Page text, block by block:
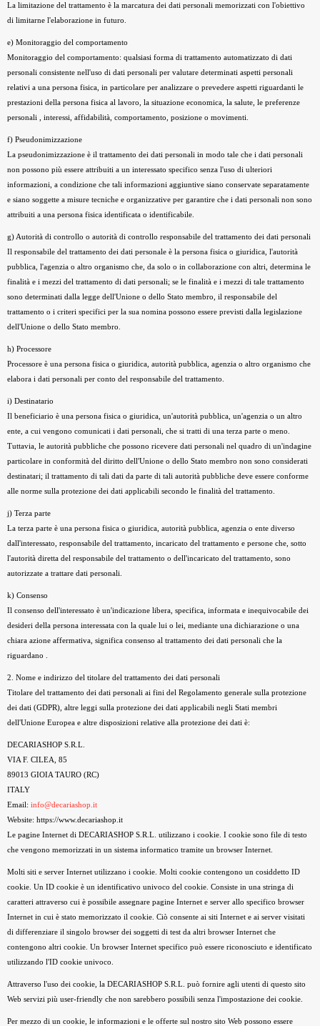
La limitazione del trattamento è la marcatura dei dati personali memorizzati con l'obiettivo
di limitarne l'elaborazione in futuro.
e) Monitoraggio del comportamento
Monitoraggio del comportamento: qualsiasi forma di trattamento automatizzato di dati
personali consistente nell'uso di dati personali per valutare determinati aspetti personali
relativi a una persona fisica, in particolare per analizzare o prevedere aspetti riguardanti le
prestazioni della persona fisica al lavoro, la situazione economica, la salute, le preferenze
personali , interessi, affidabilità, comportamento, posizione o movimenti.
f) Pseudonimizzazione
La pseudonimizzazione è il trattamento dei dati personali in modo tale che i dati personali
non possono più essere attribuiti a un interessato specifico senza l'uso di ulteriori
informazioni, a condizione che tali informazioni aggiuntive siano conservate separatamente
e siano soggette a misure tecniche e organizzative per garantire che i dati personali non sono
attribuiti a una persona fisica identificata o identificabile.
g) Autorità di controllo o autorità di controllo responsabile del trattamento dei dati personali
Il responsabile del trattamento dei dati personale è la persona fisica o giuridica, l'autorità
pubblica, l'agenzia o altro organismo che, da solo o in collaborazione con altri, determina le
finalità e i mezzi del trattamento di dati personali; se le finalità e i mezzi di tale trattamento
sono determinati dalla legge dell'Unione o dello Stato membro, il responsabile del
trattamento o i criteri specifici per la sua nomina possono essere previsti dalla legislazione
dell'Unione o dello Stato membro.
h) Processore
Processore è una persona fisica o giuridica, autorità pubblica, agenzia o altro organismo che
elabora i dati personali per conto del responsabile del trattamento.
i) Destinatario
Il beneficiario è una persona fisica o giuridica, un'autorità pubblica, un'agenzia o un altro
ente, a cui vengono comunicati i dati personali, che si tratti di una terza parte o meno.
Tuttavia, le autorità pubbliche che possono ricevere dati personali nel quadro di un'indagine
particolare in conformità del diritto dell'Unione o dello Stato membro non sono considerati
destinatari; il trattamento di tali dati da parte di tali autorità pubbliche deve essere conforme
alle norme sulla protezione dei dati applicabili secondo le finalità del trattamento.
j) Terza parte
La terza parte è una persona fisica o giuridica, autorità pubblica, agenzia o ente diverso
dall'interessato, responsabile del trattamento, incaricato del trattamento e persone che, sotto
l'autorità diretta del responsabile del trattamento o dell'incaricato del trattamento, sono
autorizzate a trattare dati personali.
k) Consenso
Il consenso dell'interessato è un'indicazione libera, specifica, informata e inequivocabile dei
desideri della persona interessata con la quale lui o lei, mediante una dichiarazione o una
chiara azione affermativa, significa consenso al trattamento dei dati personali che la
riguardano .
2. Nome e indirizzo del titolare del trattamento dei dati personali
Titolare del trattamento dei dati personali ai fini del Regolamento generale sulla protezione
dei dati (GDPR), altre leggi sulla protezione dei dati applicabili negli Stati membri
dell'Unione Europea e altre disposizioni relative alla protezione dei dati è:
DECARIASHOP S.R.L.
VIA F. CILEA, 85
89013 GIOIA TAURO (RC)
ITALY
Email: info@decariashop.it
Website: https://www.decariashop.it
Le pagine Internet di DECARIASHOP S.R.L. utilizzano i cookie. I cookie sono file di testo
che vengono memorizzati in un sistema informatico tramite un browser Internet.
Molti siti e server Internet utilizzano i cookie. Molti cookie contengono un cosiddetto ID
cookie. Un ID cookie è un identificativo univoco del cookie. Consiste in una stringa di
caratteri attraverso cui è possibile assegnare pagine Internet e server allo specifico browser
Internet in cui è stato memorizzato il cookie. Ciò consente ai siti Internet e ai server visitati
di differenziare il singolo browser dei soggetti di test da altri browser Internet che
contengono altri cookie. Un browser Internet specifico può essere riconosciuto e identificato
utilizzando l'ID cookie univoco.
Attraverso l'uso dei cookie, la DECARIASHOP S.R.L. può fornire agli utenti di questo sito
Web servizi più user-friendly che non sarebbero possibili senza l'impostazione dei cookie.
Per mezzo di un cookie, le informazioni e le offerte sul nostro sito Web possono essere